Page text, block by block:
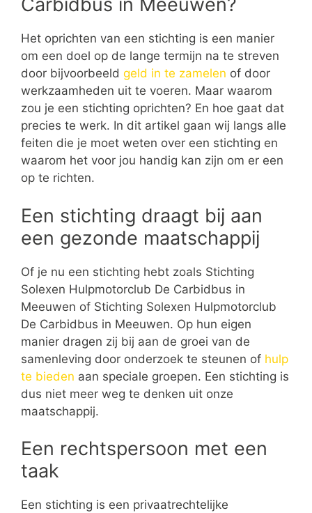
Carbidbus in Meeuwen?
Het oprichten van een stichting is een manier
om een doel op de lange termijn na te streven
door bijvoorbeeld geld in te zamelen of door
werkzaamheden uit te voeren. Maar waarom
zou je een stichting oprichten? En hoe gaat dat
precies te werk. In dit artikel gaan wij langs alle
feiten die je moet weten over een stichting en
waarom het voor jou handig kan zijn om er een
op te richten.
Een stichting draagt bij aan
een gezonde maatschappij
Of je nu een stichting hebt zoals Stichting
Solexen Hulpmotorclub De Carbidbus in
Meeuwen of Stichting Solexen Hulpmotorclub
De Carbidbus in Meeuwen. Op hun eigen
manier dragen zij bij aan de groei van de
samenleving door onderzoek te steunen of hulp
te bieden aan speciale groepen. Een stichting is
dus niet meer weg te denken uit onze
maatschappij.
Een rechtspersoon met een
taak
Een stichting is een privaatrechtelijke